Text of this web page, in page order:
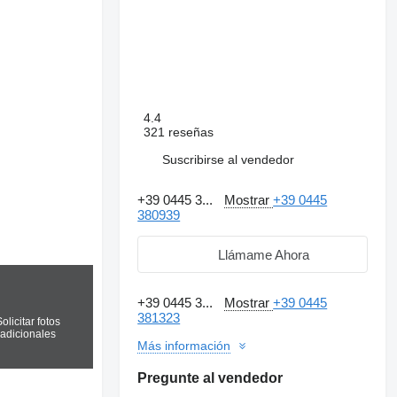
fotos
adicionales
4.4
321 reseñas
Suscribirse al vendedor
+39 0445 3... Mostrar+39 0445
380939
Llámame Ahora
+39 0445 3... Mostrar+39 0445
381323
Más información
Pregunte al vendedor